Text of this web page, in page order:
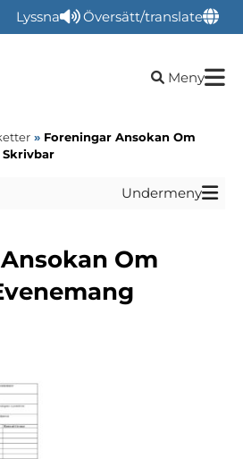
Lyssna Översätt/translate
Öppna
Meny
» Foreningar Ansokan Om
Skrivbar
Undermeny
Om